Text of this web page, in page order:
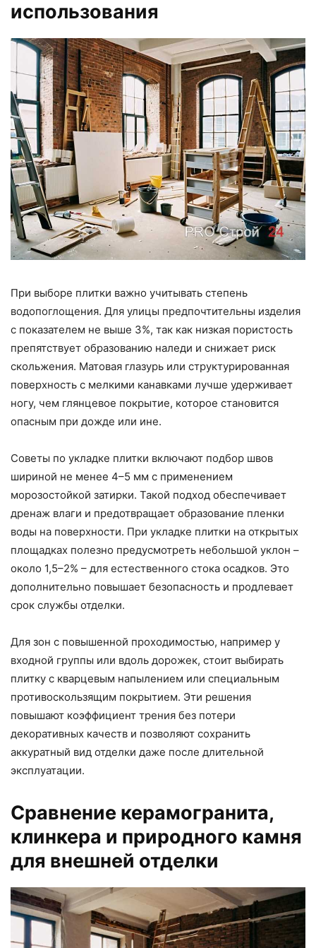
использования
При выборе плитки важно учитывать степень
водопоглощения. Для улицы предпочтительны изделия
с показателем не выше 3%, так как низкая пористость
препятствует образованию наледи и снижает риск
скольжения. Матовая глазурь или структурированная
поверхность с мелкими канавками лучше удерживает
ногу, чем глянцевое покрытие, которое становится
опасным при дожде или ине.
Советы по укладке плитки включают подбор швов
шириной не менее 4–5 мм с применением
морозостойкой затирки. Такой подход обеспечивает
дренаж влаги и предотвращает образование пленки
воды на поверхности. При укладке плитки на открытых
площадках полезно предусмотреть небольшой уклон –
около 1,5–2% – для естественного стока осадков. Это
дополнительно повышает безопасность и продлевает
срок службы отделки.
Для зон с повышенной проходимостью, например у
входной группы или вдоль дорожек, стоит выбирать
плитку с кварцевым напылением или специальным
противоскользящим покрытием. Эти решения
повышают коэффициент трения без потери
декоративных качеств и позволяют сохранить
аккуратный вид отделки даже после длительной
эксплуатации.
Сравнение керамогранита,
клинкера и природного камня
для внешней отделки